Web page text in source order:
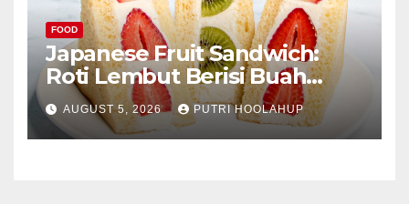
FOOD
Japanese Fruit Sandwich:
Roti Lembut Berisi Buah
Segar yang Memikat Selera
AUGUST 5, 2026 PUTRI HOOLAHUP